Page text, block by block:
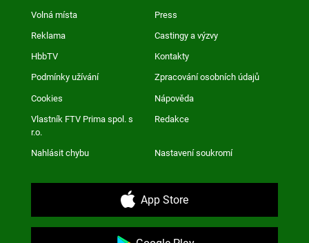
Volná místa Press
Reklama Castingy a výzvy
HbbTV Kontakty
Podmínky užívání Zpracování osobních údajů
Cookies Nápověda
Vlastník FTV Prima spol. s
r.o.
Redakce
Nahlásit chybu Nastavení soukromí
App Store